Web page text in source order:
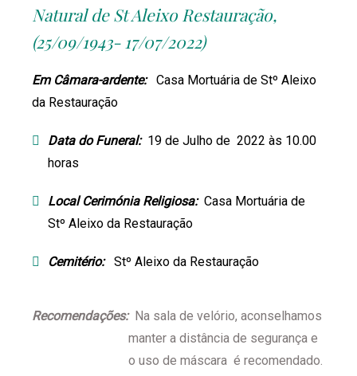
Natural de St Aleixo Restauração,
(25/09/1943- 17/07/2022)
Em Câmara-ardente: Casa Mortuária de Stº Aleixo
da Restauração
Data do Funeral: 19 de Julho de 2022 às 10.00
horas
Local Cerimónia Religiosa: Casa Mortuária de
Stº Aleixo da Restauração
Cemitério: Stº Aleixo da Restauração
Recomendações:Na sala de velório, aconselhamos
manter a distância de segurança e
o uso de máscara é recomendado.